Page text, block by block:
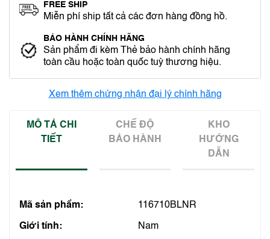
FREE SHIP
Miễn phí ship tất cả các đơn hàng đồng hồ.
BẢO HÀNH CHÍNH HÃNG
Sản phẩm đi kèm Thẻ bảo hành chính hãng
toàn cầu hoặc toàn quốc tuỳ thương hiệu.
Xem thêm chứng nhận đại lý chính hãng
MÔ TẢ CHI
TIẾT
CHẾ ĐỘ
BẢO HÀNH
KHO
HƯỚNG
DẪN
Mã sản phẩm: 116710BLNR
Giới tính: Nam